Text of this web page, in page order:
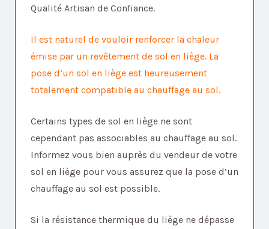
Qualité Artisan de Confiance.
Il est naturel de vouloir renforcer la chaleur
émise par un revêtement de sol en liège. La
pose d’un sol en liège est heureusement
totalement compatible au chauffage au sol.
Certains types de sol en liège ne sont
cependant pas associables au chauffage au sol.
Informez vous bien auprès du vendeur de votre
sol en liège pour vous assurez que la pose d’un
chauffage au sol est possible.
Si la résistance thermique du liège ne dépasse